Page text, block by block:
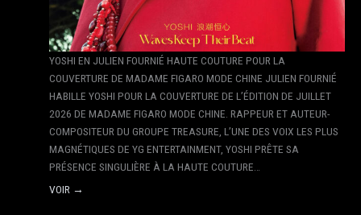
YOSHI EN JULIEN FOURNIÉ HAUTE COUTURE POUR LA
COUVERTURE DE MADAME FIGARO MODE CHINE JULIEN FOURNIÉ
HABILLE YOSHI POUR LA COUVERTURE DE L’ÉDITION DE JUILLET
2026 DE MADAME FIGARO MODE CHINE. RAPPEUR ET AUTEUR-
COMPOSITEUR DU GROUPE TREASURE, L’UNE DES VOIX LES PLUS
MAGNÉTIQUES DE YG ENTERTAINMENT, YOSHI PRÊTE SA
PRÉSENCE SINGULIÈRE À LA HAUTE COUTURE…
VOIR →